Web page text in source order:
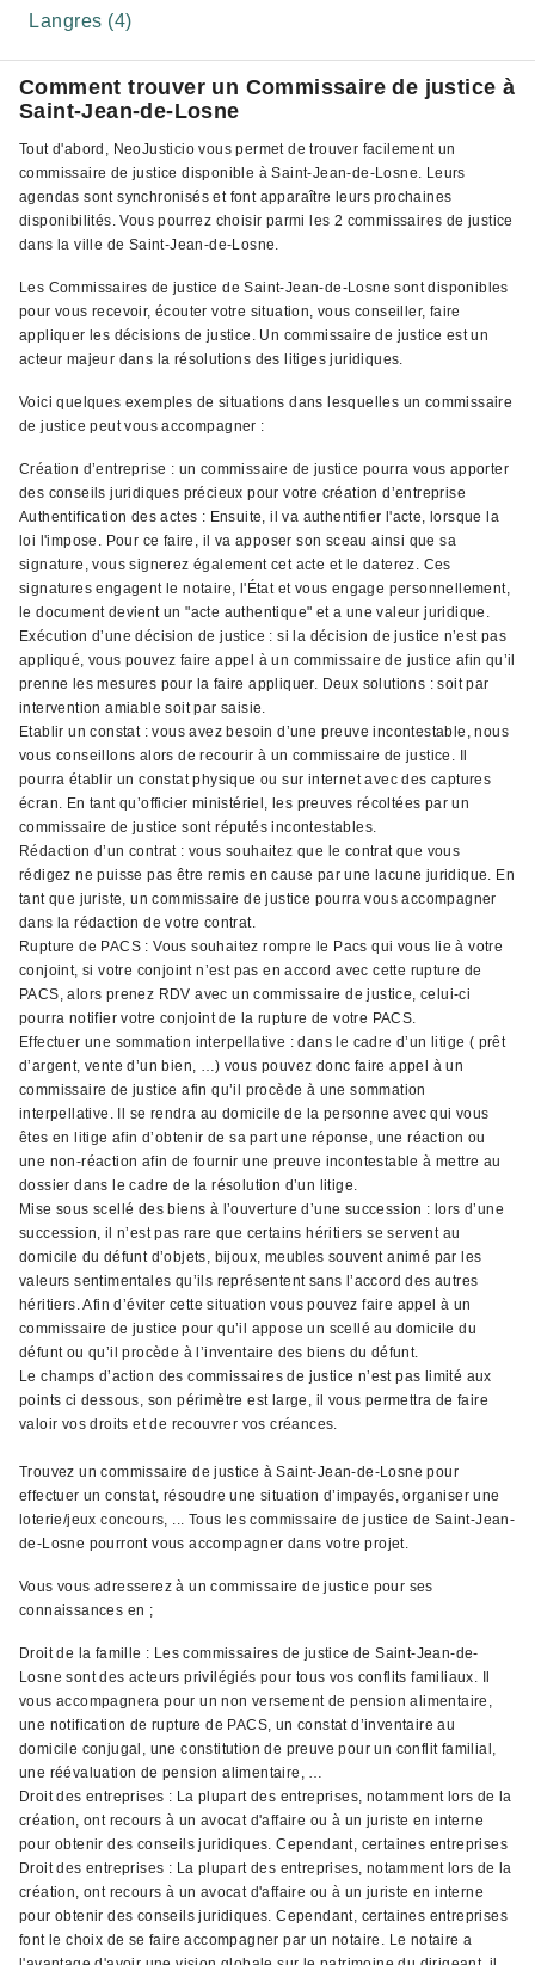
Langres (4)
Comment trouver un Commissaire de justice à
Saint-Jean-de-Losne
Tout d'abord, NeoJusticio vous permet de trouver facilement un
commissaire de justice disponible à Saint-Jean-de-Losne. Leurs
agendas sont synchronisés et font apparaître leurs prochaines
disponibilités. Vous pourrez choisir parmi les 2 commissaires de justice
dans la ville de Saint-Jean-de-Losne.
Les Commissaires de justice de Saint-Jean-de-Losne sont disponibles
pour vous recevoir, écouter votre situation, vous conseiller, faire
appliquer les décisions de justice. Un commissaire de justice est un
acteur majeur dans la résolutions des litiges juridiques.
Voici quelques exemples de situations dans lesquelles un commissaire
de justice peut vous accompagner :
Création d’entreprise : un commissaire de justice pourra vous apporter
des conseils juridiques précieux pour votre création d’entreprise
Authentification des actes : Ensuite, il va authentifier l'acte, lorsque la
loi l'impose. Pour ce faire, il va apposer son sceau ainsi que sa
signature, vous signerez également cet acte et le daterez. Ces
signatures engagent le notaire, l'État et vous engage personnellement,
le document devient un "acte authentique" et a une valeur juridique.
Exécution d’une décision de justice : si la décision de justice n’est pas
appliqué, vous pouvez faire appel à un commissaire de justice afin qu’il
prenne les mesures pour la faire appliquer. Deux solutions : soit par
intervention amiable soit par saisie.
Etablir un constat : vous avez besoin d’une preuve incontestable, nous
vous conseillons alors de recourir à un commissaire de justice. Il
pourra établir un constat physique ou sur internet avec des captures
écran. En tant qu’officier ministériel, les preuves récoltées par un
commissaire de justice sont réputés incontestables.
Rédaction d’un contrat : vous souhaitez que le contrat que vous
rédigez ne puisse pas être remis en cause par une lacune juridique. En
tant que juriste, un commissaire de justice pourra vous accompagner
dans la rédaction de votre contrat.
Rupture de PACS : Vous souhaitez rompre le Pacs qui vous lie à votre
conjoint, si votre conjoint n’est pas en accord avec cette rupture de
PACS, alors prenez RDV avec un commissaire de justice, celui-ci
pourra notifier votre conjoint de la rupture de votre PACS.
Effectuer une sommation interpellative : dans le cadre d’un litige ( prêt
d’argent, vente d’un bien, …) vous pouvez donc faire appel à un
commissaire de justice afin qu’il procède à une sommation
interpellative. Il se rendra au domicile de la personne avec qui vous
êtes en litige afin d’obtenir de sa part une réponse, une réaction ou
une non-réaction afin de fournir une preuve incontestable à mettre au
dossier dans le cadre de la résolution d’un litige.
Mise sous scellé des biens à l’ouverture d’une succession : lors d’une
succession, il n’est pas rare que certains héritiers se servent au
domicile du défunt d’objets, bijoux, meubles souvent animé par les
valeurs sentimentales qu’ils représentent sans l’accord des autres
héritiers. Afin d’éviter cette situation vous pouvez faire appel à un
commissaire de justice pour qu’il appose un scellé au domicile du
défunt ou qu’il procède à l’inventaire des biens du défunt.
Le champs d’action des commissaires de justice n’est pas limité aux
points ci dessous, son périmètre est large, il vous permettra de faire
valoir vos droits et de recouvrer vos créances.
Trouvez un commissaire de justice à Saint-Jean-de-Losne pour
effectuer un constat, résoudre une situation d’impayés, organiser une
loterie/jeux concours, ... Tous les commissaire de justice de Saint-Jean-
de-Losne pourront vous accompagner dans votre projet.
Vous vous adresserez à un commissaire de justice pour ses
connaissances en ;
Droit de la famille : Les commissaires de justice de Saint-Jean-de-
Losne sont des acteurs privilégiés pour tous vos conflits familiaux. Il
vous accompagnera pour un non versement de pension alimentaire,
une notification de rupture de PACS, un constat d’inventaire au
domicile conjugal, une constitution de preuve pour un conflit familial,
une réévaluation de pension alimentaire, …
Droit des entreprises : La plupart des entreprises, notamment lors de la
création, ont recours à un avocat d'affaire ou à un juriste en interne
pour obtenir des conseils juridiques. Cependant, certaines entreprises
Droit des entreprises : La plupart des entreprises, notamment lors de la
création, ont recours à un avocat d'affaire ou à un juriste en interne
pour obtenir des conseils juridiques. Cependant, certaines entreprises
font le choix de se faire accompagner par un notaire. Le notaire a